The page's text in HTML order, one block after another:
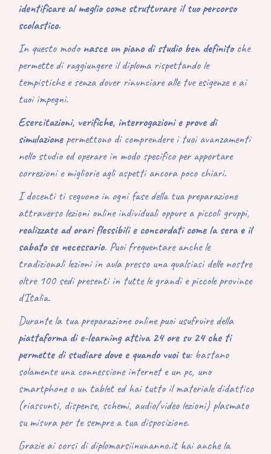
identificare al meglio come strutturare il tuo percorso
scolastico.
In questo modonasce un piano di studio ben definitoche
permette di raggiungere il diploma rispettando le
tempistiche e senza dover rinunciarealle tue esigenze e ai
tuoi impegni.
Esercitazioni, verifiche, interrogazioni e prove di
simulazionepermettono di comprendere i tuoi avanzamenti
nello studio ed operare in modo specifico per apportare
correzioni e migliorie agli aspetti ancora poco chiari.
I docenti ti seguono in ogni fase della tua preparazione
attraverso lezioni online individuali oppure a piccoli gruppi,
realizzate ad orari flessibili e concordati come la sera e il
sabato se necessario. Puoi frequentare anche le
tradizionali lezioni in aula presso una qualsiasi delle nostre
oltre 100 sedi presenti in tutte le grandi e piccole province
d'Italia.
Durante la tua preparazione online puoi usufruire della
piattaforma di e-learning attiva 24 ore su 24 che ti
permette di studiare dove e quando vuoi tu:bastano
solamente una connessione internet e un pc, uno
smartphone o un tablet ed hai tutto il materiale didattico
(riassunti, dispense, schemi, audio/video lezioni) plasmato
su misura per te sempre a tua disposizione.
Grazie ai corsi di diplomarsiinunanno.it hai anche la